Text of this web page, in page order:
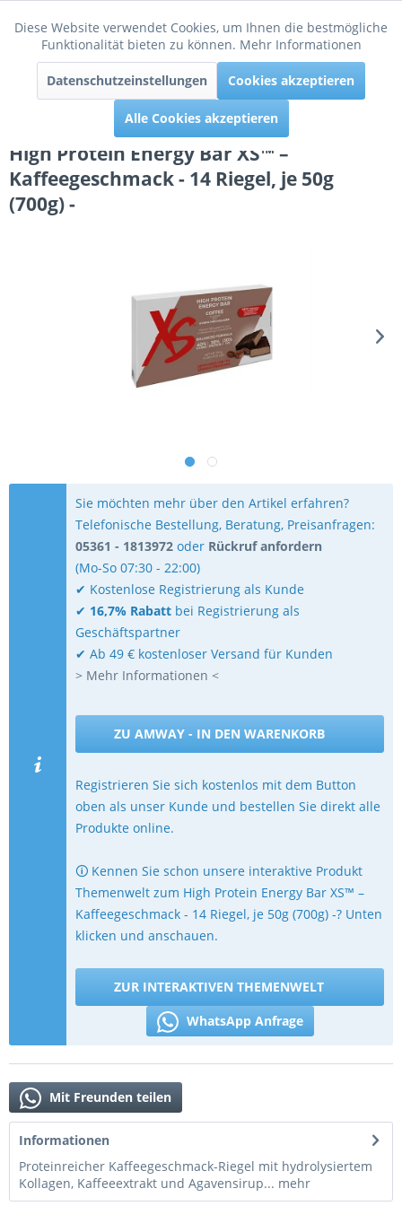
Menü
High Protein Energy Bar XS™ –
Kaffeegeschmack - 14 Riegel, je 50g
(700g) -
Sie möchten mehr über den Artikel erfahren?
Telefonische Bestellung, Beratung, Preisanfragen:
05361 - 1813972 oder Rückruf anfordern
(Mo-So 07:30 - 22:00)
✔ Kostenlose Registrierung als Kunde
✔ 16,7% Rabatt bei Registrierung als
Geschäftspartner
✔ Ab 49 € kostenloser Versand für Kunden
> Mehr Informationen <
ZU AMWAY - IN DEN WARENKORB
Registrieren Sie sich kostenlos mit dem Button
oben als unser Kunde und bestellen Sie direkt alle
Produkte online.
🛈 Kennen Sie schon unsere interaktive Produkt
Themenwelt zum High Protein Energy Bar XS™ –
Kaffeegeschmack - 14 Riegel, je 50g (700g) -? Unten
klicken und anschauen.
ZUR INTERAKTIVEN THEMENWELT
WhatsApp Anfrage
Mit Freunden teilen
Informationen
Proteinreicher Kaffeegeschmack-Riegel mit hydrolysiertem
Kollagen, Kaffeeextrakt und Agavensirup... mehr
Funktionale Aktiv
Tracking Inaktiv
Diese Website verwendet Cookies, um Ihnen die bestmögliche
Funktionalität bieten zu können. Mehr Informationen
Datenschutzeinstellungen Cookies akzeptieren
Alle Cookies akzeptieren